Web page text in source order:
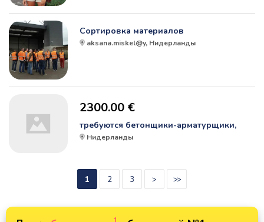
Сортировка материалов
aksana.miskel@y, Нидерланды
2300.00 €
требуются бетонщики-арматурщики,
Нидерланды
1 2 3 > >>